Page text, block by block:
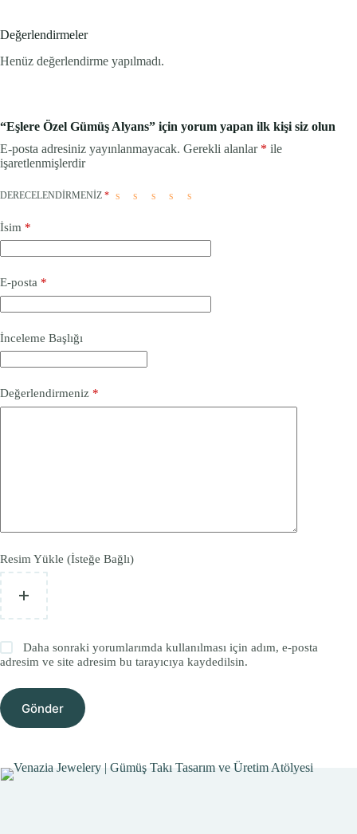
Değerlendirmeler
Henüz değerlendirme yapılmadı.
“Eşlere Özel Gümüş Alyans” için yorum yapan ilk kişi siz olun
E-posta adresiniz yayınlanmayacak. Gerekli alanlar * ile
işaretlenmişlerdir
DERECELENDIRMENIZ *
İsim *
E-posta *
İnceleme Başlığı
Değerlendirmeniz *
Resim Yükle (İsteğe Bağlı)
Daha sonraki yorumlarımda kullanılması için adım, e-posta
adresim ve site adresim bu tarayıcıya kaydedilsin.
Gönder